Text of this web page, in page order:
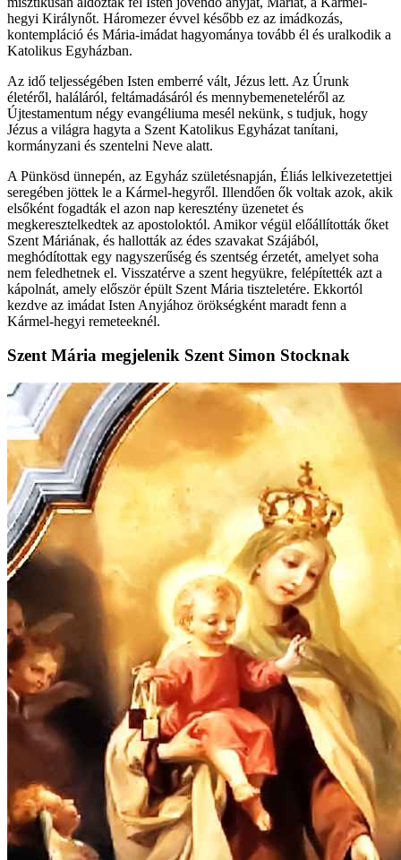
hegyi Királynőt. Háromezer évvel később ez az imádkozás,
kontempláció és Mária-imádat hagyománya tovább él és uralkodik a
Katolikus Egyházban.
Az idő teljességében Isten emberré vált, Jézus lett. Az Úrunk
életéről, haláláról, feltámadásáról és mennybemeneteléről az
Újtestamentum négy evangéliuma mesél nekünk, s tudjuk, hogy
Jézus a világra hagyta a Szent Katolikus Egyházat tanítani,
kormányzani és szentelni Neve alatt.
A Pünkösd ünnepén, az Egyház születésnapján, Éliás lelkivezetettjei
seregében jöttek le a Kármel-hegyről. Illendően ők voltak azok, akik
elsőként fogadták el azon nap keresztény üzenetet és
megkeresztelkedtek az apostoloktól. Amikor végül előállították őket
Szent Máriának, és hallották az édes szavakat Szájából,
meghódítottak egy nagyszerűség és szentség érzetét, amelyet soha
nem feledhetnek el. Visszatérve a szent hegyükre, felépítették azt a
kápolnát, amely először épült Szent Mária tiszteletére. Ekkortól
kezdve az imádat Isten Anyjához örökségként maradt fenn a
Kármel-hegyi remeteeknél.
Szent Mária megjelenik Szent Simon Stocknak